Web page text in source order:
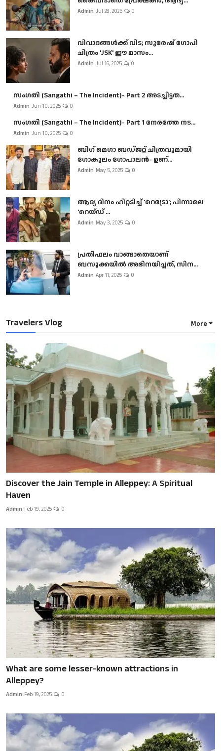
Admin Jul 28, 2025 0
വിവാദങ്ങൾക്ക് വിട; സുരേഷ് ഗോപി
ചിത്രം 'JSK' ഈ മാസം...
Admin Jul 16, 2025 0
സംഗതി (Sangathi – The Incident)- Part 2 അടച്ചിട്ടത...
Admin Jun 10, 2025 0
സംഗതി (Sangathi – The Incident)- Part 1 നേരത്തേ നട...
Admin Jun 10, 2025 0
ബി​ഗ് മെഗാ ബഡ്ജറ്റ് ചിത്രവുമായി
ഗോകുലം ഗോപാലൻ- ഉണ്...
Admin May 5, 2025 0
ആദ്യ ദിനം ഹിറ്റടിച്ച് 'റെട്രോ'; പിന്നാലെ
'റെയ്ഡ് ...
Admin May 3, 2025 0
പ്രതിഫലം വാങ്ങാതെയാണ്
ബസൂക്കയില്‍ അഭിനയിച്ചത്, സിന...
Admin Apr 11, 2025 0
Travelers Vlog More
Discover the Jain Temple in Alleppey: A Spiritual
Haven
Admin Feb 19, 2025 0
What are some lesser-known attractions in
Alleppey?
Admin Feb 19, 2025 0